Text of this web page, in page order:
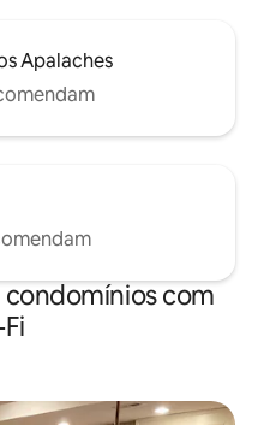
Apalaches
com